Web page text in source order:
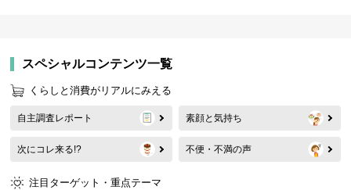
スペシャルコンテンツ一覧
くらしと消費がリアルにみえる
自主調査レポート 素顔と気持ち
次にコレ来る!? 不便・不満の声
注目ターゲット・重点テーマ